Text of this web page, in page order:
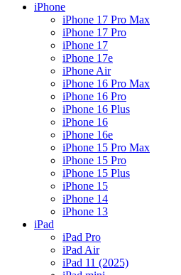
iPhone
iPhone 17 Pro Max
iPhone 17 Pro
iPhone 17
iPhone 17e
iPhone Air
iPhone 16 Pro Max
iPhone 16 Pro
iPhone 16 Plus
iPhone 16
iPhone 16e
iPhone 15 Pro Max
iPhone 15 Pro
iPhone 15 Plus
iPhone 15
iPhone 14
iPhone 13
iPad
iPad Pro
iPad Air
iPad 11 (2025)